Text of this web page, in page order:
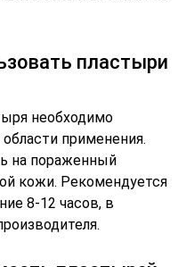
пластыри
необходимо
применения.
на пораженный
кожи. Рекомендуется
8-12 часов, в